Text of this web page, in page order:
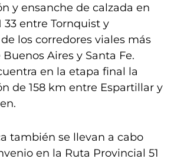
y ensanche de calzada en
33 entre Tornquist y
los corredores viales más
Aires y Santa Fe.
en la etapa final la
de 158 km entre Espartillar y
también se llevan a cabo
en la Ruta Provincial 51